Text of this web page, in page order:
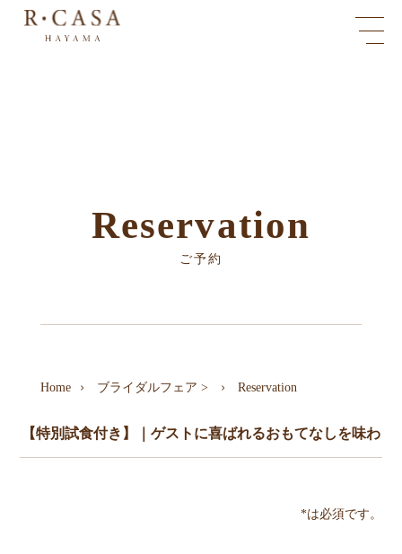
Reservation
ご予約
Home ブライダルフェア > Reservation
*は必須です。